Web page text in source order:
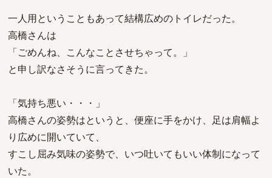
一人用ということもあって結構広めのトイレだった。
高橋さんは
「ごめんね、こんなことさせちゃって。」
と申し訳なさそうに言ってきた。
「気持ち悪い・・・」
高橋さんの姿勢はというと、便座に手をかけ、足は肩幅よ
り広めに開いていて、
すこし屈み気味の姿勢で、いつ吐いてもいい体制になって
いた。